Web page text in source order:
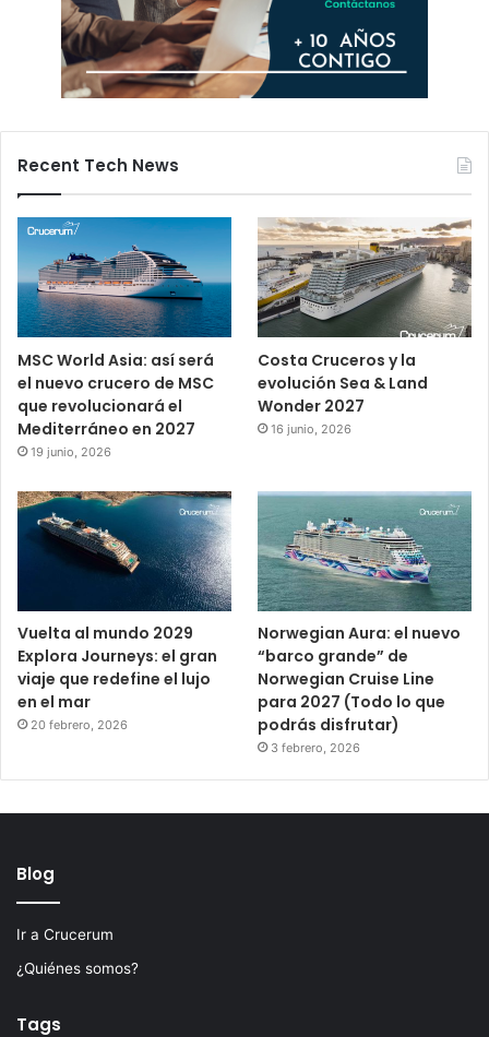
Recent Tech News
MSC World Asia: así será
el nuevo crucero de MSC
que revolucionará el
Mediterráneo en 2027
19 junio, 2026
Costa Cruceros y la
evolución Sea & Land
Wonder 2027
16 junio, 2026
Vuelta al mundo 2029
Explora Journeys: el gran
viaje que redefine el lujo
en el mar
20 febrero, 2026
Norwegian Aura: el nuevo
“barco grande” de
Norwegian Cruise Line
para 2027 (Todo lo que
podrás disfrutar)
3 febrero, 2026
Blog
Ir a Crucerum
¿Quiénes somos?
Tags